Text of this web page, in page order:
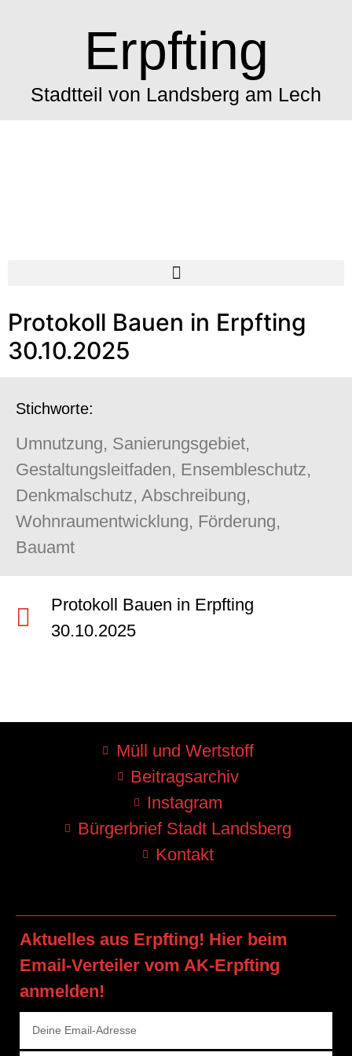
Erpfting
Stadtteil von Landsberg am Lech
Protokoll Bauen in Erpfting
30.10.2025
Stichworte:
Umnutzung, Sanierungsgebiet,
Gestaltungsleitfaden, Ensembleschutz,
Denkmalschutz, Abschreibung,
Wohnraumentwicklung, Förderung,
Bauamt
Protokoll Bauen in Erpfting
30.10.2025
Müll und Wertstoff
Beitragsarchiv
Instagram
Bürgerbrief Stadt Landsberg
Kontakt
Aktuelles aus Erpfting! Hier beim
Email-Verteiler vom AK-Erpfting
anmelden!